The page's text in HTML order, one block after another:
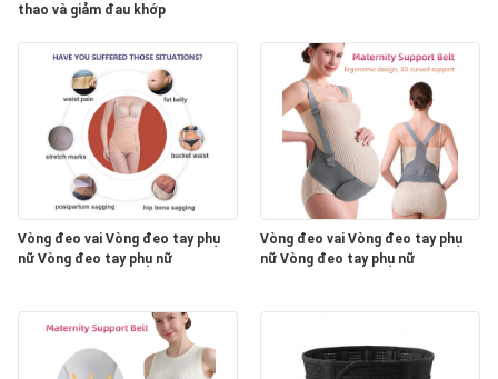
thao và giảm đau khớp
Vòng đeo vai Vòng đeo tay phụ
nữ Vòng đeo tay phụ nữ
Vòng đeo vai Vòng đeo tay phụ
nữ Vòng đeo tay phụ nữ